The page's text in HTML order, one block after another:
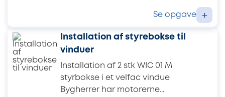
Se opgave +
Installation af styrebokse til
vinduer
Installation af 2 stk WIC 01 M
styrbokse i et velfac vindue
Bygherrer har motorerne...